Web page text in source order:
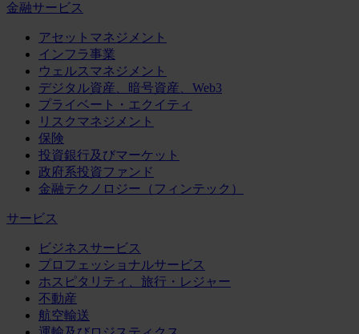
金融サービス
アセットマネジメント
インフラ事業
ウェルスマネジメント
デジタル資産、暗号資産、Web3
プライベート・エクイティ
リスクマネジメント
保険
投資銀行及びマーケット
政府系投資ファンド
金融テクノロジー（フィンテック）
サービス
ビジネスサービス
プロフェッショナルサービス
ホスピタリティ、旅行・レジャー
不動産
航空輸送